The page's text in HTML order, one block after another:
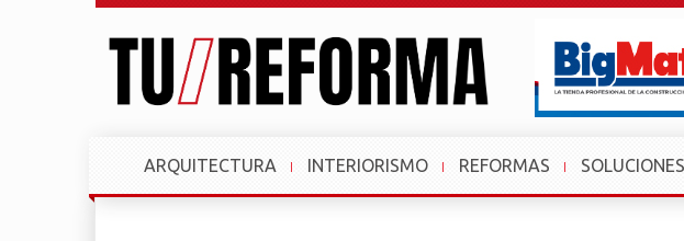
ARQUITECTURA INTERIORISMO REFORMAS